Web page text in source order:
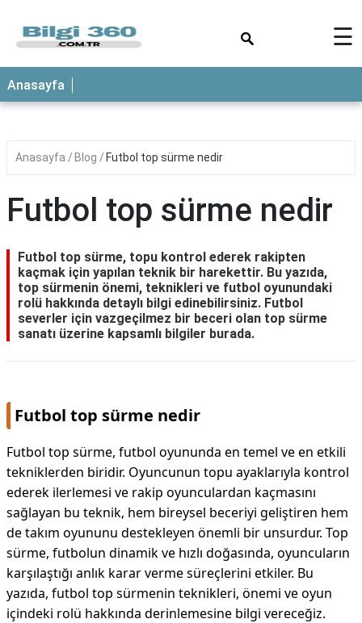
ANASAYFA
☰
Anasayfa
Anasayfa Blog Futbol top sürme nedir
Futbol top sürme nedir
Futbol top sürme, topu kontrol ederek rakipten
kaçmak için yapılan teknik bir harekettir. Bu yazıda,
top sürmenin önemi, teknikleri ve futbol oyunundaki
rolü hakkında detaylı bilgi edinebilirsiniz. Futbol
severler için vazgeçilmez bir beceri olan top sürme
sanatı üzerine kapsamlı bilgiler burada.
Futbol top sürme nedir
Futbol top sürme, futbol oyununda en temel ve en etkili
tekniklerden biridir. Oyuncunun topu ayaklarıyla kontrol
ederek ilerlemesi ve rakip oyunculardan kaçmasını
sağlayan bu teknik, hem bireysel beceriyi geliştiren hem
de takım oyununu destekleyen önemli bir unsurdur. Top
sürme, futbolun dinamik ve hızlı doğasında, oyuncuların
karşılaştığı anlık karar verme süreçlerini etkiler. Bu
yazıda, futbol top sürmenin teknikleri, önemi ve oyun
içindeki rolü hakkında derinlemesine bilgi vereceğiz.